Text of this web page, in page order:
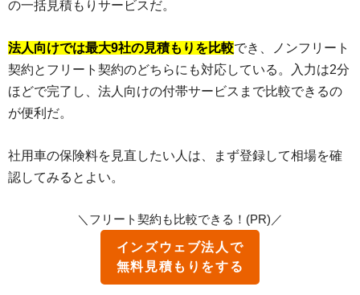
の一括見積もりサービスだ。
法人向けでは最大9社の見積もりを比較でき、ノンフリート
契約とフリート契約のどちらにも対応している。入力は2分
ほどで完了し、法人向けの付帯サービスまで比較できるの
が便利だ。
社用車の保険料を見直したい人は、まず登録して相場を確
認してみるとよい。
＼フリート契約も比較できる！(PR)／
インズウェブ法人で
無料見積もりをする